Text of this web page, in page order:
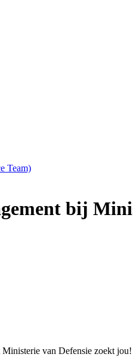
Team)
bij
Ministerie van Defensie zoekt jou!